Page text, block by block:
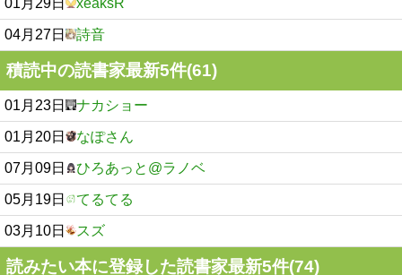
01月29日 xeaksR
04月27日 詩音
積読中の読書家最新5件(61)
01月23日 ナカショー
01月20日 なぽさん
07月09日 ひろあっと@ラノベ
05月19日 てるてる
03月10日 スズ
読みたい本に登録した読書家最新5件(74)